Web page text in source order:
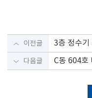
이전글 3층 정수기
다음글 C동 604호